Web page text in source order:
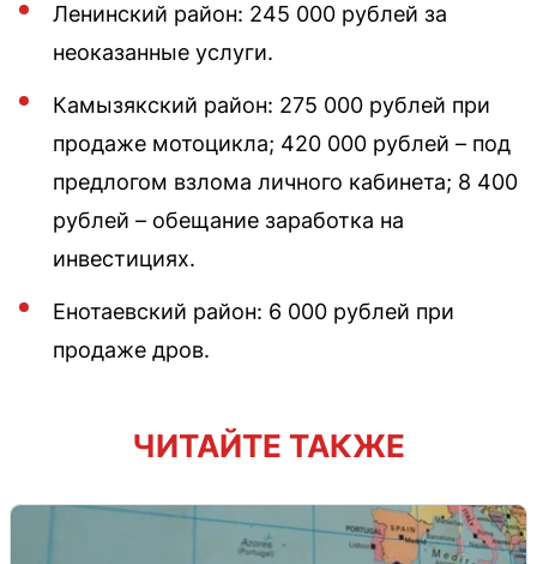
Ленинский район: 245 000 рублей за
неоказанные услуги.
Камызякский район: 275 000 рублей при
продаже мотоцикла; 420 000 рублей – под
предлогом взлома личного кабинета; 8 400
рублей – обещание заработка на
инвестициях.
Енотаевский район: 6 000 рублей при
продаже дров.
ЧИТАЙТЕ ТАКЖЕ